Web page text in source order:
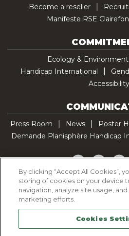
Become a reseller
Manifeste RSE
Ecology & Environment
Handicap International
Accessibility
Press Room News
Poster
Demande Planisphère Handicap
Facebook
Cookie Policy
Legal
Sitemap
By clicking “Accept All Cookies”,
storing of cookies on your device
navigation, analyze site usage, and
marketing efforts.
Cookies